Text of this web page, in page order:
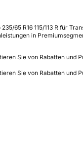
65 R16 115/113 R für
in
Sie von Rabatten und
Sie von Rabatten und